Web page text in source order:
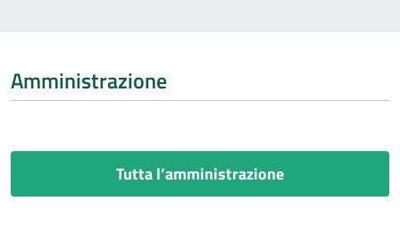
Amministrazione
Tutta l’amministrazione